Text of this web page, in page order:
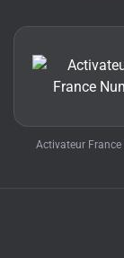
Activateur France